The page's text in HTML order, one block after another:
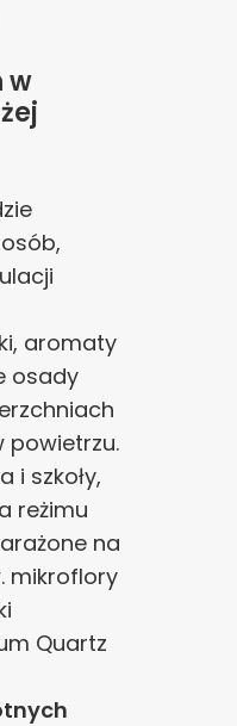
w
aromaty
osady
powietrzu.
i szkoły,
reżimu
na
mikroflory
Quartz